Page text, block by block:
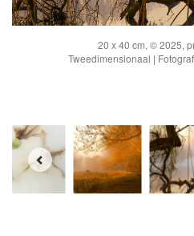
20 x 40 cm, © 2025,
Tweedimensionaal |